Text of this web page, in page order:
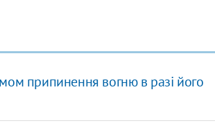
припинення вогню в разі його